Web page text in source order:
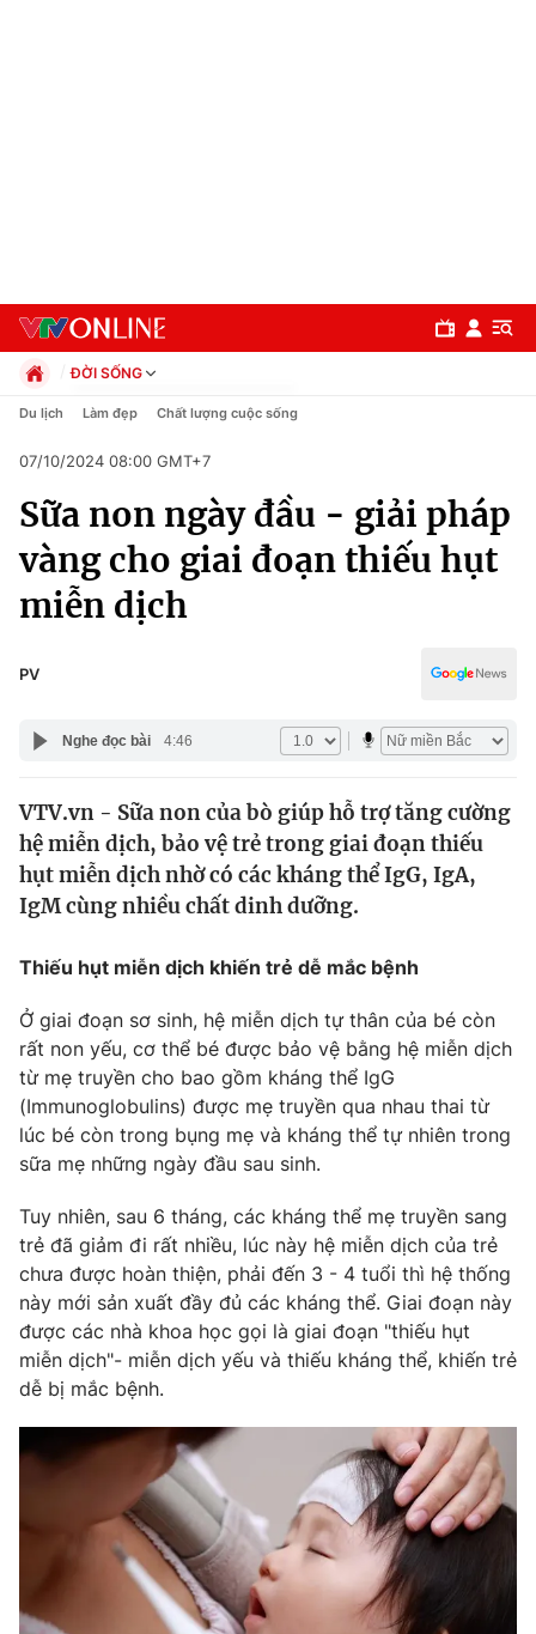
Chuyên mục
Chính trị
Xã hội
Pháp luật
Y tế
Thế giới
Tin tức
Thế giới đó đây
Câu chuyện quốc tế
Kinh tế
Góc doanh nghiệp
Dữ liệu và đời sống
Truyền hình
Phim VTV
Hậu trường
Nhân vật
Khán giả
Giải sao mai
Giải trí
Điện ảnh
Sao
Đời sống
Du lịch
Làm đẹp
Chất lượng cuộc sống
Giáo dục
Tuyển sinh
Học trực tuyến
Công nghệ
Hitech Công nghệ tương lai
Sản phẩm
Thị trường
Giao lưu trực tuyến
Lịch phát sóng
Chuyên mục khác
Emagazine Podcast
ĐỜI SỐNG
Chính trị
Pháp luật
Kinh tế
Thể thao
Truyền hình
Văn hóa - Giải trí
Du lịch Làm đẹp Chất lượng cuộc sống
07/10/2024 08:00 GMT+7
Sữa non ngày đầu - giải pháp
vàng cho giai đoạn thiếu hụt
miễn dịch
PV
Nghe đọc bài 4:46
VTV.vn - Sữa non của bò giúp hỗ trợ tăng cường
hệ miễn dịch, bảo vệ trẻ trong giai đoạn thiếu
hụt miễn dịch nhờ có các kháng thể IgG, IgA,
IgM cùng nhiều chất dinh dưỡng.
Thiếu hụt miễn dịch khiến trẻ dễ mắc bệnh
Ở giai đoạn sơ sinh, hệ miễn dịch tự thân của bé còn
rất non yếu, cơ thể bé được bảo vệ bằng hệ miễn dịch
từ mẹ truyền cho bao gồm kháng thể IgG
(Immunoglobulins) được mẹ truyền qua nhau thai từ
lúc bé còn trong bụng mẹ và kháng thể tự nhiên trong
sữa mẹ những ngày đầu sau sinh.
Tuy nhiên, sau 6 tháng, các kháng thể mẹ truyền sang
trẻ đã giảm đi rất nhiều, lúc này hệ miễn dịch của trẻ
chưa được hoàn thiện, phải đến 3 - 4 tuổi thì hệ thống
này mới sản xuất đầy đủ các kháng thể. Giai đoạn này
được các nhà khoa học gọi là giai đoạn "thiếu hụt
miễn dịch"- miễn dịch yếu và thiếu kháng thể, khiến trẻ
dễ bị mắc bệnh.